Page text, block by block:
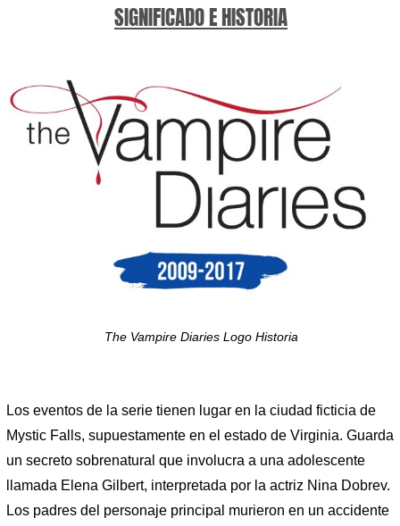
SIGNIFICADO E HISTORIA
The Vampire Diaries Logo Historia
Los eventos de la serie tienen lugar en la ciudad ficticia de
Mystic Falls, supuestamente en el estado de Virginia. Guarda
un secreto sobrenatural que involucra a una adolescente
llamada Elena Gilbert, interpretada por la actriz Nina Dobrev.
Los padres del personaje principal murieron en un accidente